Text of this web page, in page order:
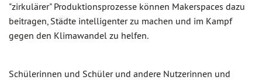
"zirkulärer" Produktionsprozesse können Makerspaces dazu
beitragen, Städte intelligenter zu machen und im Kampf
gegen den Klimawandel zu helfen.
Schülerinnen und Schüler und andere Nutzerinnen und